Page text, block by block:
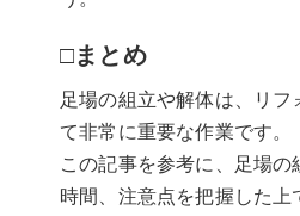
□まとめ
足場の組立や解体は、リフ
て非常に重要な作業です。
この記事を参考に、足場の
時間、注意点を把握した上